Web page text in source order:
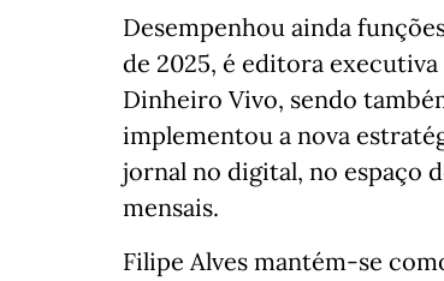
Desempenhou ainda
de 2025, é editora
Dinheiro Vivo, sendo
implementou a nova
jornal no digital, no espaço
mensais.
Filipe Alves mantém-se